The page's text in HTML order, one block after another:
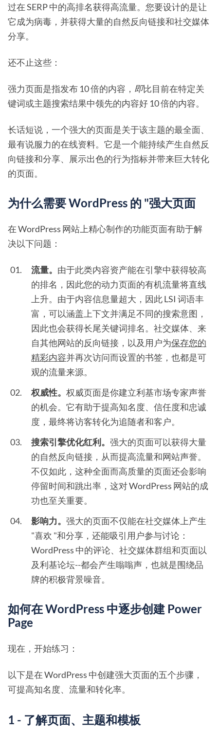
过在 SERP 中的高排名获得高流量。您要设计的是让
它成为病毒，并获得大量的自然反向链接和社交媒体
分享。
还不止这些：
强力页面是指发布 10 倍的内容， 即比目前在特定关
键词或主题搜索结果中领先的内容好 10 倍的内容。
长话短说，一个强大的页面是关于该主题的最全面、
最有说服力的在线资料。它是一个能持续产生自然反
向链接和分享、展示出色的行为指标并带来巨大转化
的页面。
为什么需要 WordPress 的 "强大页面
在 WordPress 网站上精心制作的功能页面有助于解
决以下问题：
流量。 由于此类内容资产能在引擎中获得较高
的排名，因此您的动力页面的有机流量将直线
上升。由于内容信息量超大，因此 LSI 词语丰
富，可以涵盖上下文并满足不同的搜索意图，
因此也会获得长尾关键词排名。社交媒体、来
自其他网站的反向链接，以及用户为保存您的
精彩内容并再次访问而设置的书签，也都是可
观的流量来源。
权威性。 权威页面是你建立利基市场专家声誉
的机会。它有助于提高知名度、信任度和忠诚
度，最终将访客转化为追随者和客户。
搜索引擎优化红利。 强大的页面可以获得大量
的自然反向链接，从而提高流量和网站声誉。
不仅如此，这种全面而高质量的页面还会影响
停留时间和跳出率，这对 WordPress 网站的成
功也至关重要。
影响力。 强大的页面不仅能在社交媒体上产生
"喜欢 "和分享，还能吸引用户参与讨论：
WordPress 中的评论、社交媒体群组和页面以
及利基论坛--都会产生嗡嗡声，也就是围绕品
牌的积极背景噪音。
如何在 WordPress 中逐步创建 Power
Page
现在，开始练习：
以下是在 WordPress 中创建强大页面的五个步骤，
可提高知名度、流量和转化率。
1 - 了解页面、主题和模板